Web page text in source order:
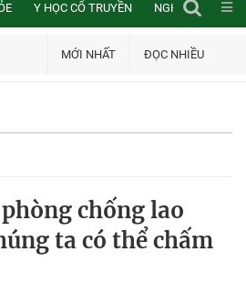
Y HỌC CỔ TRUYỀN NGHIÊN CỨU
MỚI NHẤT ĐỌC NHIỀU
chống lao
ta có thể chấm